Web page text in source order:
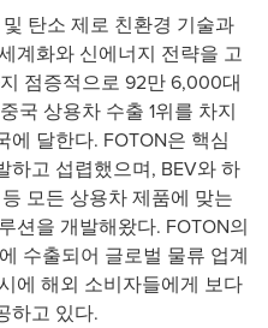
탄소 제로 친환경 기술과
계화와 신에너지 전략을 고
점증적으로 92만 6,000대
국 상용차 수출 1위를 차지
에 달한다. FOTON은 핵심
하고 섭렵했으며, BEV와 하
모든 상용차 제품에 맞는
션을 개발해왔다. FOTON의
수출되어 글로벌 물류 업계
에 해외 소비자들에게 보다
하고 있다.